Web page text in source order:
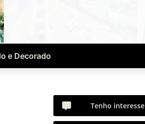
e Decorado
Tenho interesse